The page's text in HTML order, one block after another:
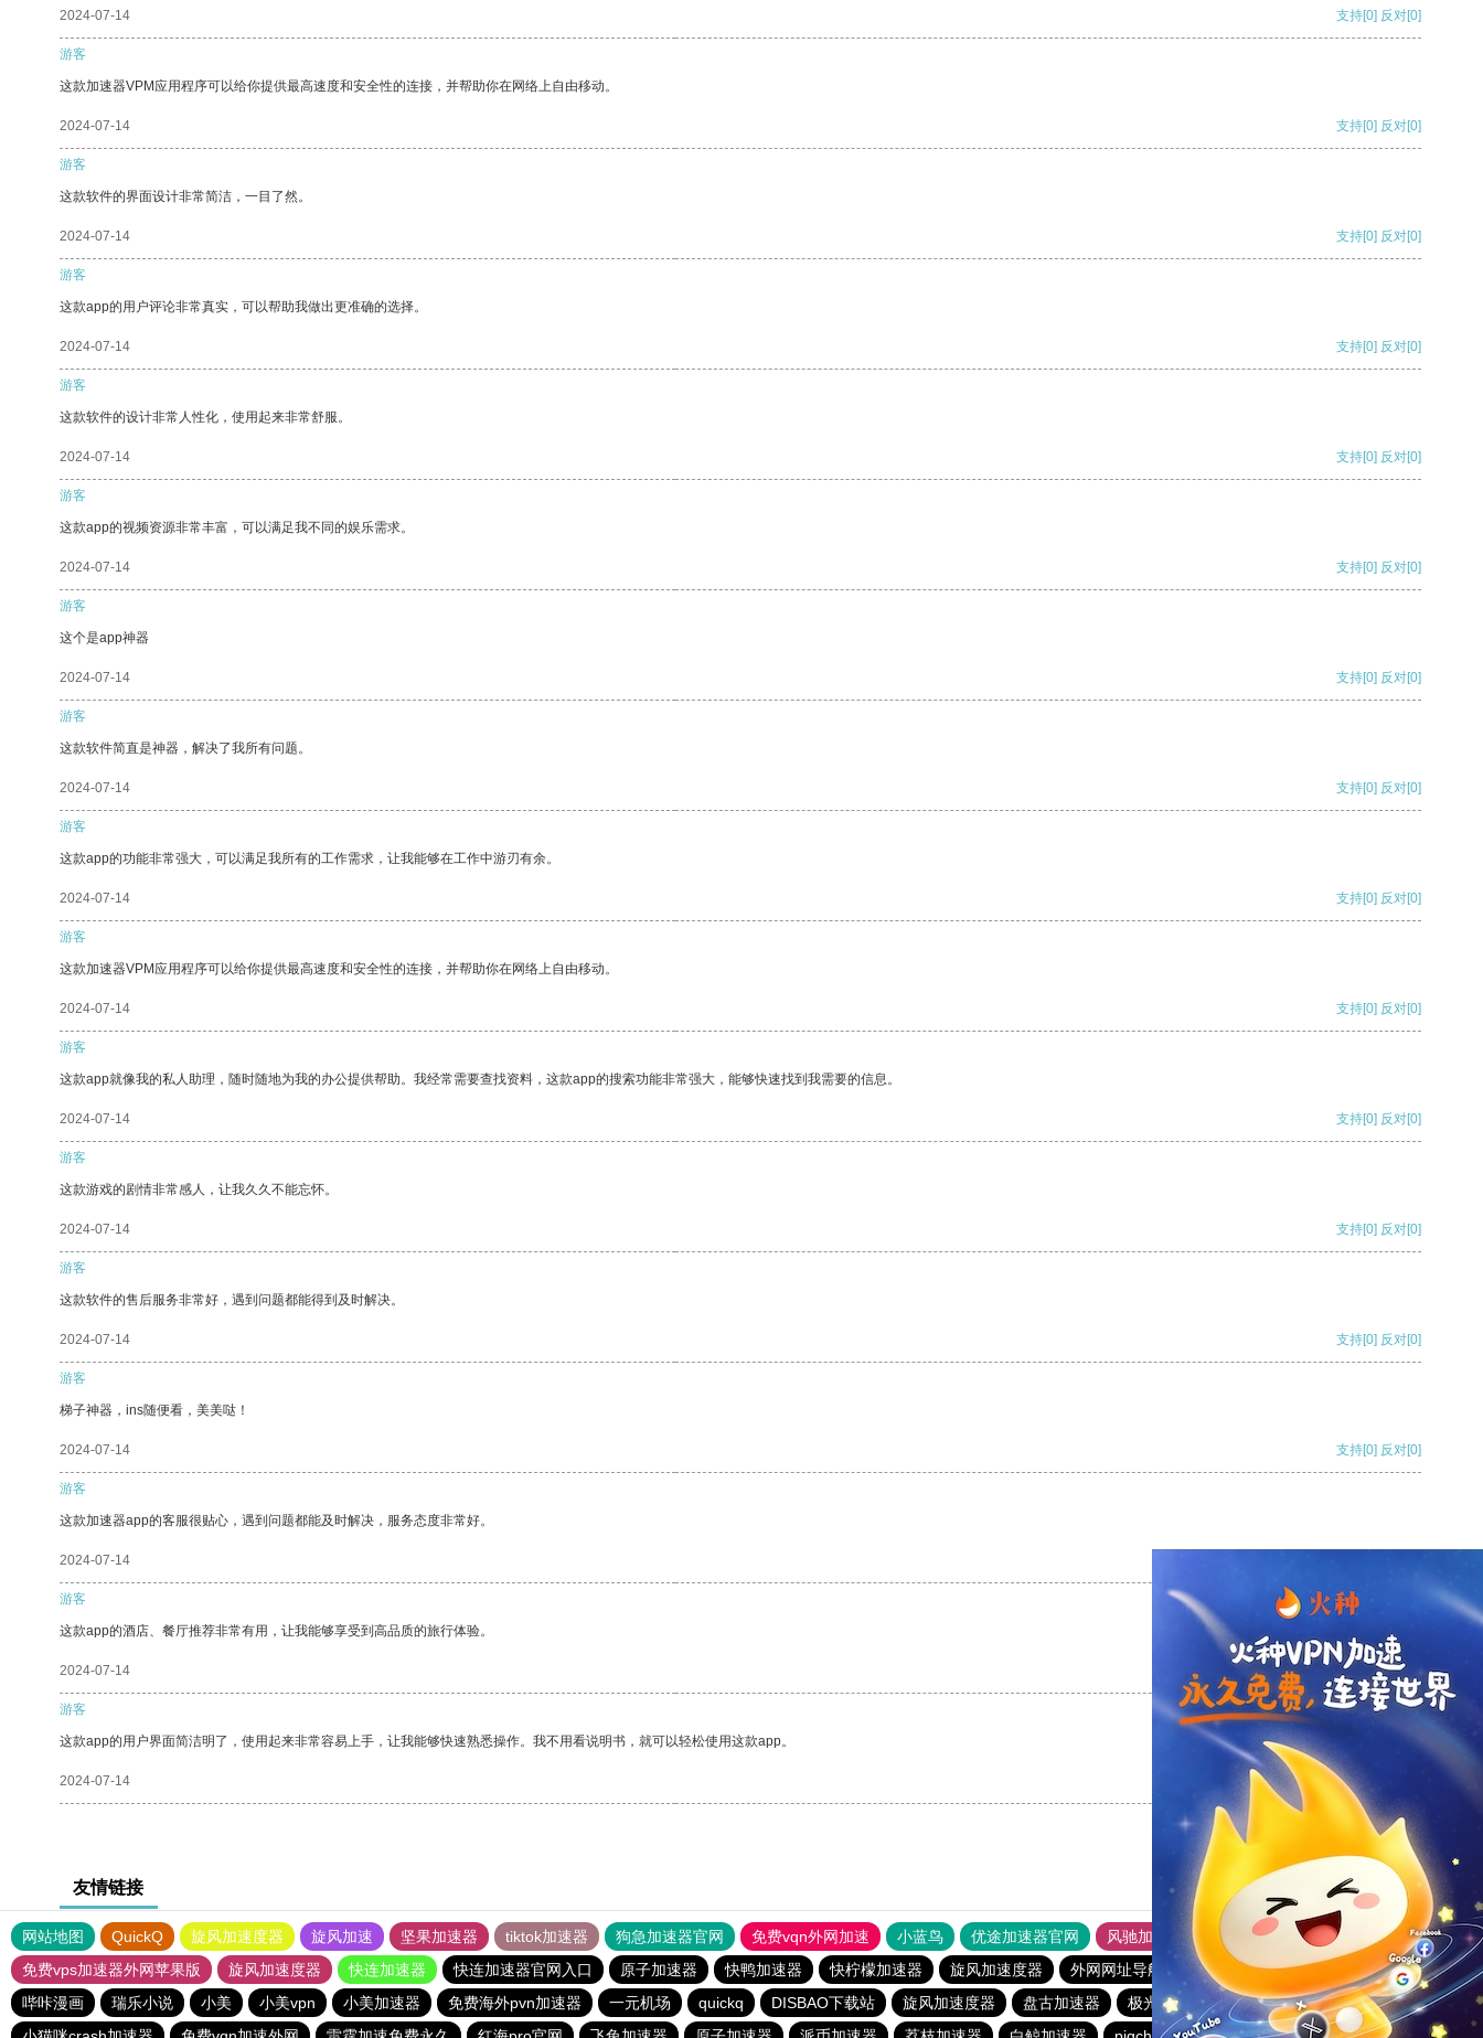
2024-07-14 支持[0] 反对[0]
游客
这款加速器VPM应用程序可以给你提供最高速度和安全性的连接，并帮助你在网络上自由移动。
2024-07-14 支持[0] 反对[0]
游客
这款软件的界面设计非常简洁，一目了然。
2024-07-14 支持[0] 反对[0]
游客
这款app的用户评论非常真实，可以帮助我做出更准确的选择。
2024-07-14 支持[0] 反对[0]
游客
这款软件的设计非常人性化，使用起来非常舒服。
2024-07-14 支持[0] 反对[0]
游客
这款app的视频资源非常丰富，可以满足我不同的娱乐需求。
2024-07-14 支持[0] 反对[0]
游客
这个是app神器
2024-07-14 支持[0] 反对[0]
游客
这款软件简直是神器，解决了我所有问题。
2024-07-14 支持[0] 反对[0]
游客
这款app的功能非常强大，可以满足我所有的工作需求，让我能够在工作中游刃有余。
2024-07-14 支持[0] 反对[0]
游客
这款加速器VPM应用程序可以给你提供最高速度和安全性的连接，并帮助你在网络上自由移动。
2024-07-14 支持[0] 反对[0]
游客
这款app就像我的私人助理，随时随地为我的办公提供帮助。我经常需要查找资料，这款app的搜索功能非常强大，能够快速找到我需要的信息。
2024-07-14 支持[0] 反对[0]
游客
这款游戏的剧情非常感人，让我久久不能忘怀。
2024-07-14 支持[0] 反对[0]
游客
这款软件的售后服务非常好，遇到问题都能得到及时解决。
2024-07-14 支持[0] 反对[0]
游客
梯子神器，ins随便看，美美哒！
2024-07-14 支持[0] 反对[0]
游客
这款加速器app的客服很贴心，遇到问题都能及时解决，服务态度非常好。
2024-07-14
游客
这款app的酒店、餐厅推荐非常有用，让我能够享受到高品质的旅行体验。
2024-07-14 支持 [0] 反对 [0]
游客
这款app的用户界面简洁明了，使用起来非常容易上手，让我能够快速熟悉操作。我不用看说明书，就可以轻松使用这款app。
2024-07-14 支持
友情链接
网站地图 QuickQ 旋风加速度器 旋风加速 坚果加速器 tiktok加速器 狗急加速器官网 免费vqn外网加速 小蓝鸟 优途加速器官网 风驰加速器
旋风加速器
免费vps加速器外网苹果版
旋风加速度器 快连加速器 快连加速器官网入口 原子加速器 快鸭加速器 快柠檬加速器 旋风加速度器 外网网址导航 软件中心 雷霆加速
狂飙加速器
哔咔漫画
瑞乐小说 小美 小美vpn 小美加速器 免费海外pvn加速器 一元机场 quickq DISBAO下载站 旋风加速度器 盘古加速器 极光vp加速器 pigcha加速器
啊哈加速器